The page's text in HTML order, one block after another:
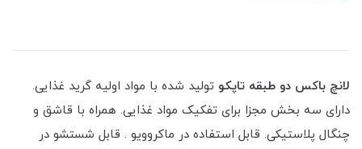
لانچ باکس دو طبقه تاپکو تولید شده با مواد اولیه گرید غذایی.
دارای سه بخش مجزا برای تفکیک مواد غذایی. همراه با قاشق و
چنگال پلاستیکی. قابل استفاده در ماکروویو . قابل شستشو در